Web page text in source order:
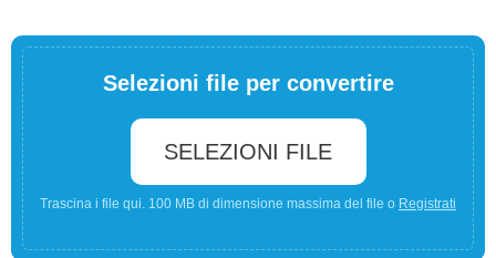
Selezioni file per convertire
SELEZIONI FILE
Trascina i file qui. 100 MB di dimensione massima del file o Registrati